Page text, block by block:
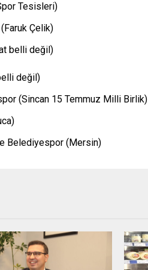
Tesisleri)
Çelik)
belli değil)
değil)
(Sincan 15 Temmuz Milli Birlik)
Belediyespor (Mersin)